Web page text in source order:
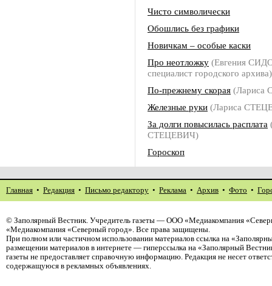
Чисто символически
Обошлись без графики
Новичкам – особые каски
Про неотложку (Евгения
специалист городского архива)
По-прежнему скорая (Лариса
Железные руки (Лариса
За долги повысилась расплата
СТЕЦЕВИЧ)
Гороскоп
Главная • Редакция • Письмо редактору • Реклама • Архив • Фото •
© Заполярный Вестник. Учредитель газеты — ООО «Медиакомпания
«Медиакомпания «Северный город». Все права защищены.
При полном или частичном использовании материалов ссылка на
размещении материалов в интернете — гиперссылка на «Заполярный
газеты не предоставляет справочную информацию. Редакция не несет
содержащуюся в рекламных объявлениях.